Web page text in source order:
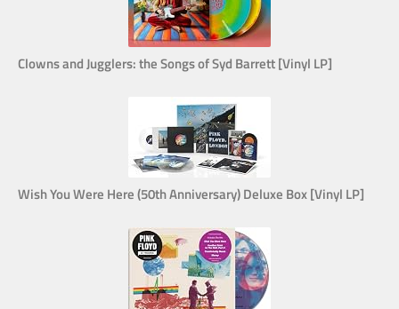
Clowns and Jugglers: the Songs of Syd Barrett [Vinyl LP]
Wish You Were Here (50th Anniversary) Deluxe Box [Vinyl LP]